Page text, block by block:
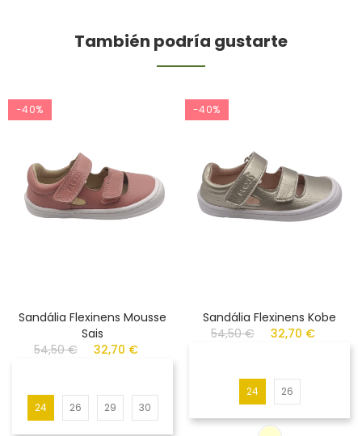
También podría gustarte
-40%
Sandália Flexinens Mousse
Sais
54,50 €
32,70 €
24 26 29 30
-40%
Sandália Flexinens Kobe
54,50 €
32,70 €
24 26